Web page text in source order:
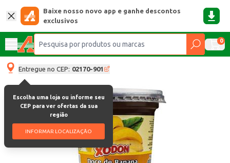
Baixe nosso novo app e ganhe descontos
exclusivos
0
Entregue no CEP: 02170-901
Escolha uma loja ou informe seu
CEP para ver ofertas da sua
região
INFORMAR LOCALIZAÇÃO